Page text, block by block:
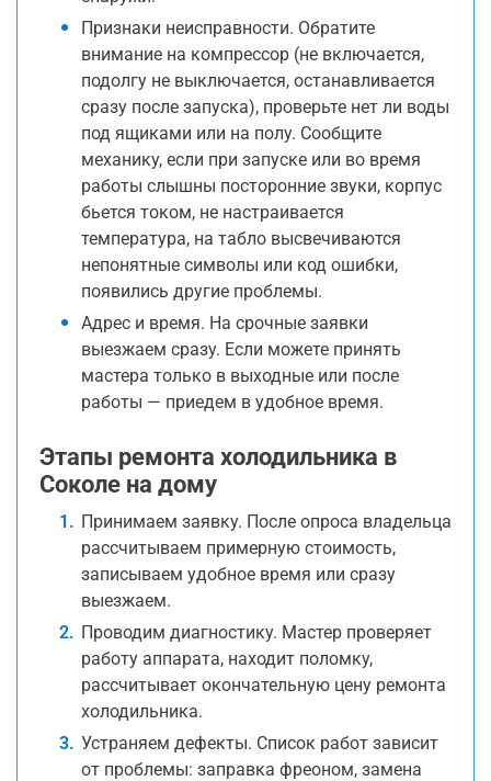
Признаки неисправности. Обратите
внимание на компрессор (не включается,
подолгу не выключается, останавливается
сразу после запуска), проверьте нет ли воды
под ящиками или на полу. Сообщите
механику, если при запуске или во время
работы слышны посторонние звуки, корпус
бьется током, не настраивается
температура, на табло высвечиваются
непонятные символы или код ошибки,
появились другие проблемы.
Адрес и время. На срочные заявки
выезжаем сразу. Если можете принять
мастера только в выходные или после
работы — приедем в удобное время.
Этапы ремонта холодильника в
Соколе на дому
Принимаем заявку. После опроса владельца
рассчитываем примерную стоимость,
записываем удобное время или сразу
выезжаем.
Проводим диагностику. Мастер проверяет
работу аппарата, находит поломку,
рассчитывает окончательную цену ремонта
холодильника.
Устраняем дефекты. Список работ зависит
от проблемы: заправка фреоном, замена